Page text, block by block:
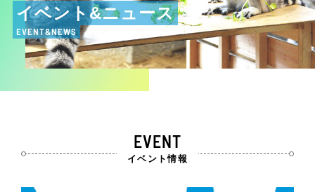
イベント&ニュース
EVENT&NEWS
EVENT
イベント情報